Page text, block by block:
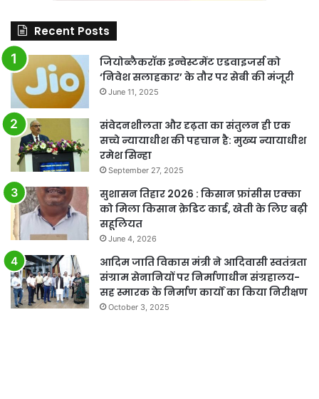
Recent Posts
जियोब्लैकरॉक इन्वेस्टमेंट एडवाइजर्स को
‘निवेश सलाहकार’ के तौर पर सेबी की मंजूरी
June 11, 2025
संवेदनशीलता और दृढ़ता का संतुलन ही एक
सच्चे न्यायाधीश की पहचान है: मुख्य न्यायाधीश
रमेश सिन्हा
September 27, 2025
सुशासन तिहार 2026 : किसान फ्रांसीस एक्का
को मिला किसान क्रेडिट कार्ड, खेती के लिए बढ़ी
सहूलियत
June 4, 2026
आदिम जाति विकास मंत्री ने आदिवासी स्वतंत्रता
संग्राम सेनानियों पर निर्माणाधीन संग्रहालय-
सह स्मारक के निर्माण कार्यों का किया निरीक्षण
October 3, 2025